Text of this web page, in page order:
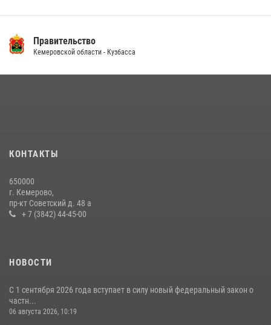
14 июля 2026, 08:52 1
20 июля 2026, 08:52
гипермаркета товары на 13 тысяч рублей (ВИДЕО)
16 июля 2026, 06:43
Правительство
Кемеровской области - Кузбасса
КОНТАКТЫ
650000
г. Кемерово,
пр-кт Советский д. 48 а
+ 7 (3842) 44-45-00
НОВОСТИ
С 1 сентября 2026 года вступает в силу новый федеральный закон о
частн...
06 августа 2026, 10:19